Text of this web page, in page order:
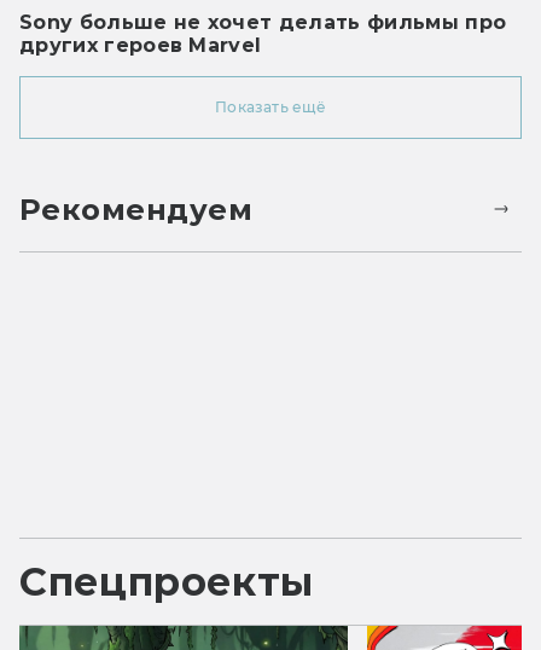
Sony больше не хочет делать фильмы про
других героев Marvel
Показать ещё
Рекомендуем
Спецпроекты